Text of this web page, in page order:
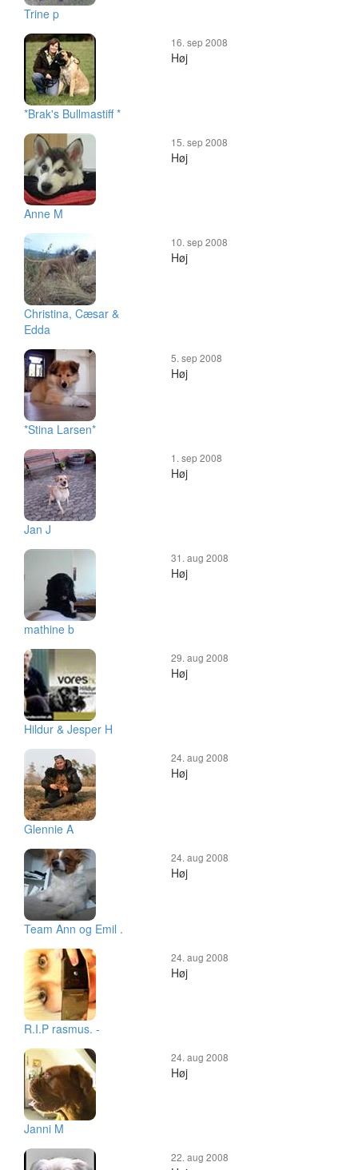
Trine p
*Brak's Bullmastiff *
16. sep 2008
Høj
Anne M
15. sep 2008
Høj
Christina, Cæsar &
Edda
10. sep 2008
Høj
*Stina Larsen*
5. sep 2008
Høj
Jan J
1. sep 2008
Høj
mathine b
31. aug 2008
Høj
Hildur & Jesper H
29. aug 2008
Høj
Glennie A
24. aug 2008
Høj
Team Ann og Emil .
24. aug 2008
Høj
R.I.P rasmus. -
24. aug 2008
Høj
Janni M
24. aug 2008
Høj
22. aug 2008